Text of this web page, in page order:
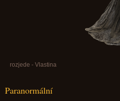
rozjede - Vlastina
Paranormální